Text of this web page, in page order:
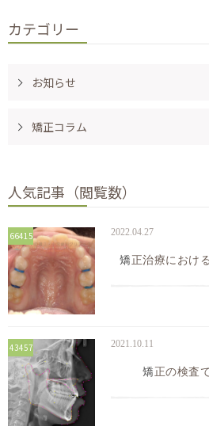
カテゴリー
お知らせ
矯正コラム
人気記事（閲覧数）
66415 2022.04.27
矯正治療にお
43457 2021.10.11
矯正の検